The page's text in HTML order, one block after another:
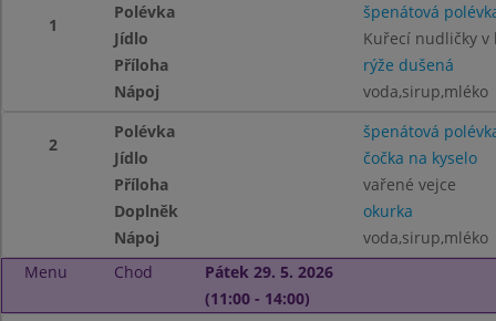
1
Polévka
špenátová
Jídlo
Kuřecí nudličky v
Příloha
rýže dušená
Nápoj
voda,sirup,mléko
2
Polévka
špenátová
Jídlo
čočka na kyselo
Příloha
vařené vejce
Doplněk
okurka
Nápoj
voda,sirup,mléko
Menu
Chod
Pátek 29. 5. 2026
(11:00 - 14:00)